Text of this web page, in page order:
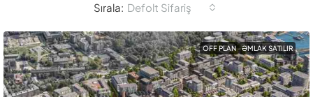
Sırala: Defolt Sifariş
OFF PLAN ƏMLAK SATILIR